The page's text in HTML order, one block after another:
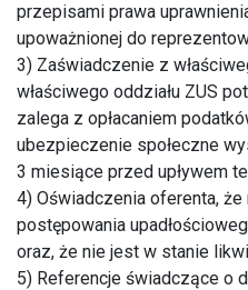
przepisami prawa
upoważnionej do
3) Zaświadczenie z
właściwego oddziału ZUS
zalega z opłacaniem
ubezpieczenie społeczne
3 miesiące przed upływem
4) Oświadczenia oferenta,
postępowania
oraz, że nie jest w stanie
5) Referencje świadczące o